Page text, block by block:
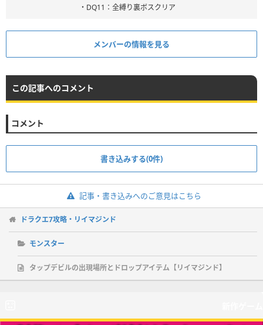
・DQ11：全縛り裏ボスクリア
メンバーの情報を見る
この記事へのコメント
コメント
書き込みする(0件)
記事・書き込みへのご意見はこちら
ドラクエ7攻略・リイマジンド
モンスター
タップデビルの出現場所とドロップアイテム【リイマジンド】